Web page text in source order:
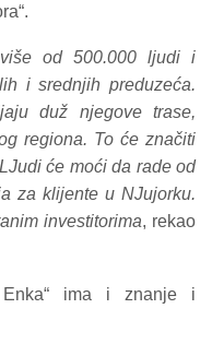
od 500.000 ljudi i
i srednjih preduzeća.
duž njegove trase,
regiona. To će značiti
će moći da rade od
za klijente u NJujorku.
investitorima, rekao
ima i znanje i